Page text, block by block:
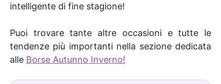
intelligente di fine stagione!
Puoi trovare tante altre occasioni e tutte le
tendenze più importanti nella sezione dedicata
alle Borse Autunno Inverno!